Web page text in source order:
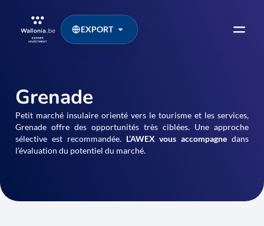
EXPORT
Grenade
Petit marché insulaire orienté vers le tourisme et les services,
Grenade offre des opportunités très ciblées. Une approche
sélective est recommandée. L’AWEX vous accompagne dans
l’évaluation du potentiel du marché.